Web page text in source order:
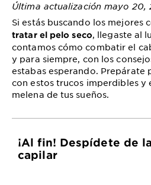
Última actualización mayo 20,
Si estás buscando los mejores
tratar el pelo seco, llegaste al
contamos cómo combatir el
y para siempre, con los
estabas esperando. Prepárate
con estos trucos imperdibles y
melena de tus sueños.
¡Al fin! Despídete de
capilar